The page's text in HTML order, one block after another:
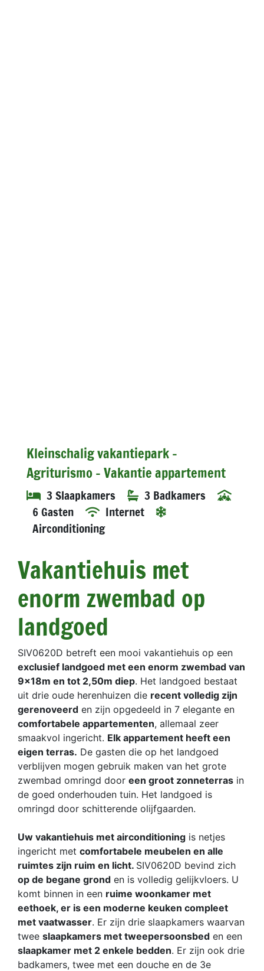
Kleinschalig vakantiepark -
Agriturismo - Vakantie appartement
3 Slaapkamers
3 Badkamers
6 Gasten
Internet
Airconditioning
Vakantiehuis met
enorm zwembad op
landgoed
SIV0620D betreft een mooi vakantiehuis op een
exclusief landgoed met een enorm zwembad van
9x18m en tot 2,50m diep. Het landgoed bestaat
uit drie oude herenhuizen die recent volledig zijn
gerenoveerd en zijn opgedeeld in 7 elegante en
comfortabele appartementen, allemaal zeer
smaakvol ingericht. Elk appartement heeft een
eigen terras. De gasten die op het landgoed
verblijven mogen gebruik maken van het grote
zwembad omringd door een groot zonneterras in
de goed onderhouden tuin. Het landgoed is
omringd door schitterende olijfgaarden.
Uw vakantiehuis met airconditioning is netjes
ingericht met comfortabele meubelen en alle
ruimtes zijn ruim en licht. SIV0620D bevind zich
op de begane grond en is volledig gelijkvloers. U
komt binnen in een ruime woonkamer met
eethoek, er is een moderne keuken compleet
met vaatwasser. Er zijn drie slaapkamers waarvan
twee slaapkamers met tweepersoonsbed en een
slaapkamer met 2 enkele bedden. Er zijn ook drie
badkamers, twee met een douche en de 3e